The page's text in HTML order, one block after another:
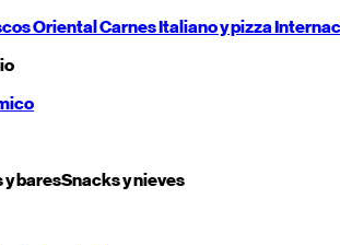
OrientalCarnesItaliano y pizza
y baresSnacks y nieves